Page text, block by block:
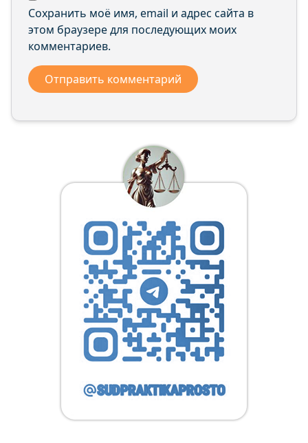
Сохранить моё имя, email и адрес сайта в
этом браузере для последующих моих
комментариев.